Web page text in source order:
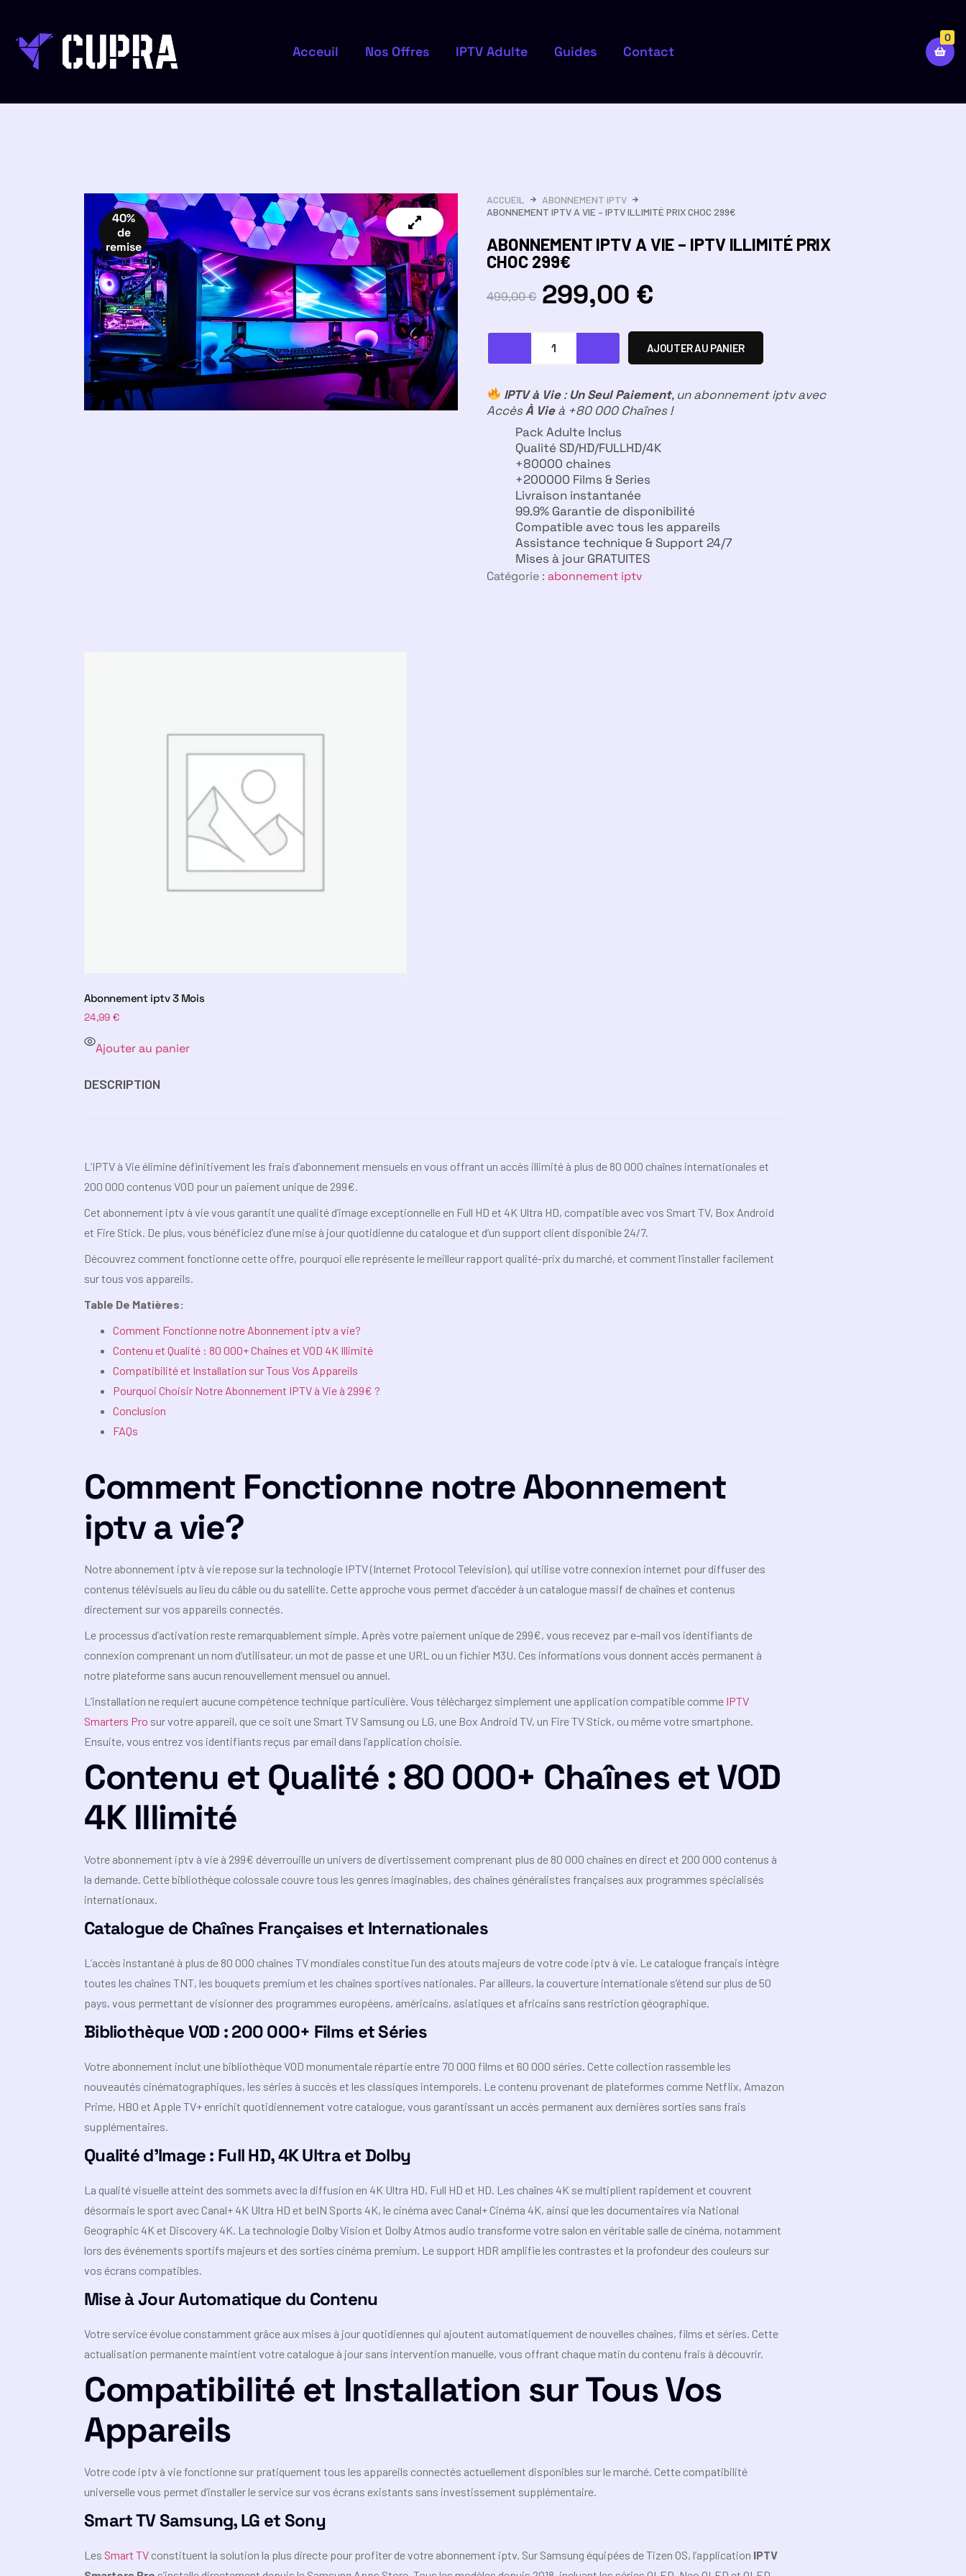
Acceuil Nos Offres IPTV Adulte Guides Contact
0
40%
de
remise
ACCUEIL
ABONNEMENT IPTV
ABONNEMENT IPTV A VIE – IPTV ILLIMITÉ PRIX CHOC 299€
ABONNEMENT IPTV A VIE – IPTV ILLIMITÉ PRIX
CHOC 299€
499,00€ 299,00 €
AJOUTER AU PANIER
IPTV à Vie:Un Seul Paiement, un abonnement iptv avec
AccèsÀ Vieà +80 000 Chaînes !
Pack Adulte Inclus
Qualité SD/HD/FULLHD/4K​
+80000 chaines​
+200000 Films & Series
Livraison instantanée​
99.9% Garantie de disponibilité​
Compatible avec tous les appareils​
Assistance technique & Support 24/7​
Mises à jour GRATUITES​
Catégorie :abonnement iptv
Abonnement iptv 3 Mois
24,99 €
Ajouter au panier
DESCRIPTION
L’IPTV à Vie élimine définitivement les frais d’abonnement mensuels en vous offrant un accès illimité à plus de 80 000 chaînes internationales et
200 000 contenus VOD pour un paiement unique de 299€.
Cet abonnement iptv à vie vous garantit une qualité d’image exceptionnelle en Full HD et 4K Ultra HD, compatible avec vos Smart TV, Box Android
et Fire Stick. De plus, vous bénéficiez d’une mise à jour quotidienne du catalogue et d’un support client disponible 24/7.
Découvrez comment fonctionne cette offre, pourquoi elle représente le meilleur rapport qualité-prix du marché, et comment l’installer facilement
sur tous vos appareils.
Table De Matières:
Comment Fonctionne notre Abonnement iptv a vie?
Contenu et Qualité : 80 000+ Chaînes et VOD 4K Illimité
Compatibilité et Installation sur Tous Vos Appareils
Pourquoi Choisir Notre Abonnement IPTV à Vie à 299€ ?
Conclusion
FAQs
Comment Fonctionne notre Abonnement
iptv a vie?
Notre abonnement iptv à vie repose sur la technologie IPTV (Internet Protocol Television), qui utilise votre connexion internet pour diffuser des
contenus télévisuels au lieu du câble ou du satellite. Cette approche vous permet d’accéder à un catalogue massif de chaînes et contenus
directement sur vos appareils connectés.
Le processus d’activation reste remarquablement simple. Après votre paiement unique de 299€, vous recevez par e-mail vos identifiants de
connexion comprenant un nom d’utilisateur, un mot de passe et une URL ou un fichier M3U. Ces informations vous donnent accès permanent à
notre plateforme sans aucun renouvellement mensuel ou annuel.
L’installation ne requiert aucune compétence technique particulière. Vous téléchargez simplement une application compatible comme IPTV
Smarters Pro sur votre appareil, que ce soit une Smart TV Samsung ou LG, une Box Android TV, un Fire TV Stick, ou même votre smartphone.
Ensuite, vous entrez vos identifiants reçus par email dans l’application choisie.
Contenu et Qualité : 80 000+ Chaînes et VOD
4K Illimité
Votre abonnement iptv à vie à 299€ déverrouille un univers de divertissement comprenant plus de 80 000 chaînes en direct et 200 000 contenus à
la demande. Cette bibliothèque colossale couvre tous les genres imaginables, des chaînes généralistes françaises aux programmes spécialisés
internationaux.
Catalogue de Chaînes Françaises et Internationales
L’accès instantané à plus de 80 000 chaînes TV mondiales constitue l’un des atouts majeurs de votre code iptv à vie. Le catalogue français intègre
toutes les chaînes TNT, les bouquets premium et les chaînes sportives nationales. Par ailleurs, la couverture internationale s’étend sur plus de 50
pays, vous permettant de visionner des programmes européens, américains, asiatiques et africains sans restriction géographique.
Bibliothèque VOD : 200 000+ Films et Séries
Votre abonnement inclut une bibliothèque VOD monumentale répartie entre 70 000 films et 60 000 séries. Cette collection rassemble les
nouveautés cinématographiques, les séries à succès et les classiques intemporels. Le contenu provenant de plateformes comme Netflix, Amazon
Prime, HBO et Apple TV+ enrichit quotidiennement votre catalogue, vous garantissant un accès permanent aux dernières sorties sans frais
supplémentaires.
Qualité d’Image : Full HD, 4K Ultra et Dolby
La qualité visuelle atteint des sommets avec la diffusion en 4K Ultra HD, Full HD et HD. Les chaînes 4K se multiplient rapidement et couvrent
désormais le sport avec Canal+ 4K Ultra HD et beIN Sports 4K, le cinéma avec Canal+ Cinéma 4K, ainsi que les documentaires via National
Geographic 4K et Discovery 4K. La technologie Dolby Vision et Dolby Atmos audio transforme votre salon en véritable salle de cinéma, notamment
lors des événements sportifs majeurs et des sorties cinéma premium. Le support HDR amplifie les contrastes et la profondeur des couleurs sur
vos écrans compatibles.
Mise à Jour Automatique du Contenu
Votre service évolue constamment grâce aux mises à jour quotidiennes qui ajoutent automatiquement de nouvelles chaînes, films et séries. Cette
actualisation permanente maintient votre catalogue à jour sans intervention manuelle, vous offrant chaque matin du contenu frais à découvrir.
Compatibilité et Installation sur Tous Vos
Appareils
Votre code iptv à vie fonctionne sur pratiquement tous les appareils connectés actuellement disponibles sur le marché. Cette compatibilité
universelle vous permet d’installer le service sur vos écrans existants sans investissement supplémentaire.
Smart TV Samsung, LG et Sony
Les Smart TV constituent la solution la plus directe pour profiter de votre abonnement iptv. Sur Samsung équipées de Tizen OS, l’application IPTV